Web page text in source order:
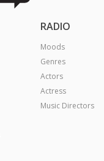
RADIO
Moods
Genres
Actors
Actress
Music Directors